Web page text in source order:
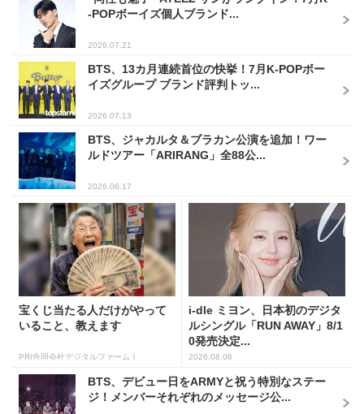
-POPボーイズ個人ブランド...
2026.07.21
BTS、13カ月連続首位の快挙！7月K-POPボー
イズグループ ブランド評判トッ...
2026.07.13
BTS、ジャカルタ＆ブラカン公演を追加！ワー
ルドツアー「ARIRANG」全88公...
2026.06.17
宝くじ当たる人だけがやって
いること、教えます
PR(合同会社デジタルファーム )
i-dle ミヨン、日本初のデジタ
ルシングル「RUN AWAY」8/1
0発売決定...
2026.08.06
BTS、デビュー日をARMYと祝う特別なステー
ジ！メンバーそれぞれのメッセージ公...